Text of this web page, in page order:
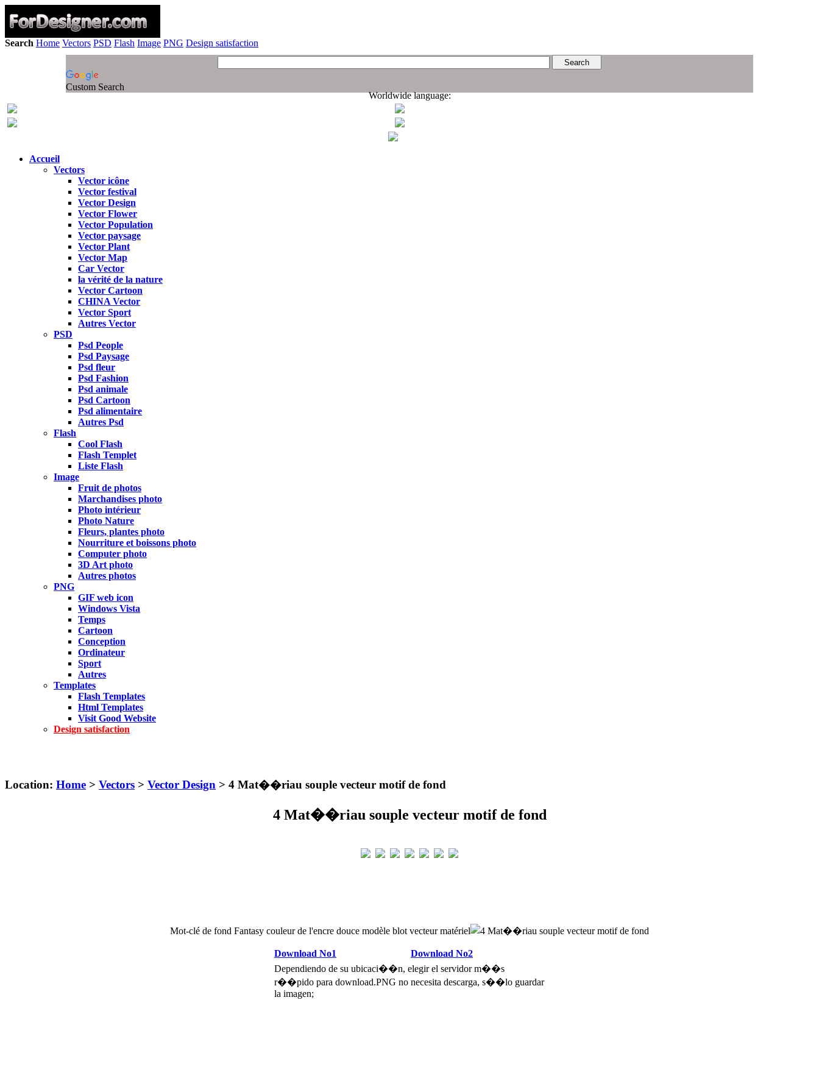
Search Home Vectors PSD Flash Image PNG Design satisfaction
Custom Search
Worldwide language:
Accueil
Vectors
Vector icône
Vector festival
Vector Design
Vector Flower
Vector Population
Vector paysage
Vector Plant
Vector Map
Car Vector
la vérité de la nature
Vector Cartoon
CHINA Vector
Vector Sport
Autres Vector
PSD
Psd People
Psd Paysage
Psd fleur
Psd Fashion
Psd animale
Psd Cartoon
Psd alimentaire
Autres Psd
Flash
Cool Flash
Flash Templet
Liste Flash
Image
Fruit de photos
Marchandises photo
Photo intérieur
Photo Nature
Fleurs, plantes photo
Nourriture et boissons photo
Computer photo
3D Art photo
Autres photos
PNG
GIF web icon
Windows Vista
Temps
Cartoon
Conception
Ordinateur
Sport
Autres
Templates
Flash Templates
Html Templates
Visit Good Website
Design satisfaction
Location: Home > Vectors > Vector Design > 4 Mat��riau souple vecteur motif de fond
4 Mat��riau souple vecteur motif de fond
Mot-clé de fond Fantasy couleur de l'encre douce modèle blot vecteur matériel
Download No1
Download No2
Dependiendo de su ubicaci��n, elegir el servidor m��s
r��pido para download.PNG no necesita descarga, s��lo guardar
la imagen;